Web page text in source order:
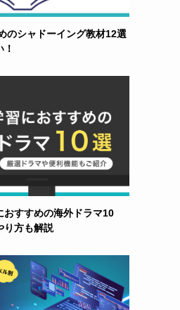
のシャドーイング教材12選
おすすめの海外ドラマ10
り方も解説